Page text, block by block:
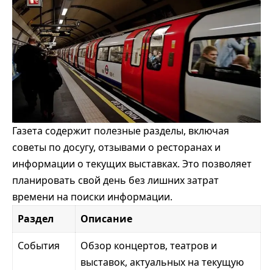
Газета содержит полезные разделы, включая
советы по досугу, отзывами о ресторанах и
информации о текущих выставках. Это позволяет
планировать свой день без лишних затрат
времени на поиски информации.
Раздел
Описание
События
Обзор концертов, театров и
выставок, актуальных на текущую